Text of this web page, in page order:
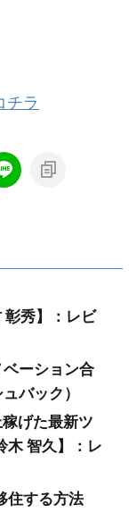
チラ
彰秀】：レビ
ーション合
バック）
げた最新ツ
木 智久】：レ
住する方法